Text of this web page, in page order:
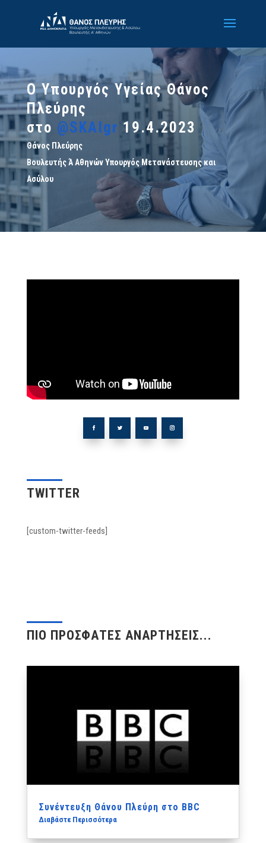
Ο Υπουργός Υγείας Θάνος
Πλεύρης
στο @SKAIgr 19.4.2023
Θάνος Πλεύρης
Βουλευτής Ά Αθηνών Υπουργός Μετανάστευσης και
Ασύλου
TWITTER
[custom-twitter-feeds]
ΠΙΟ ΠΡΟΣΦΑΤΕΣ ΑΝΑΡΤΗΣΕΙΣ...
Συνέντευξη Θάνου Πλεύρη στο BBC
Διαβάστε Περισσότερα